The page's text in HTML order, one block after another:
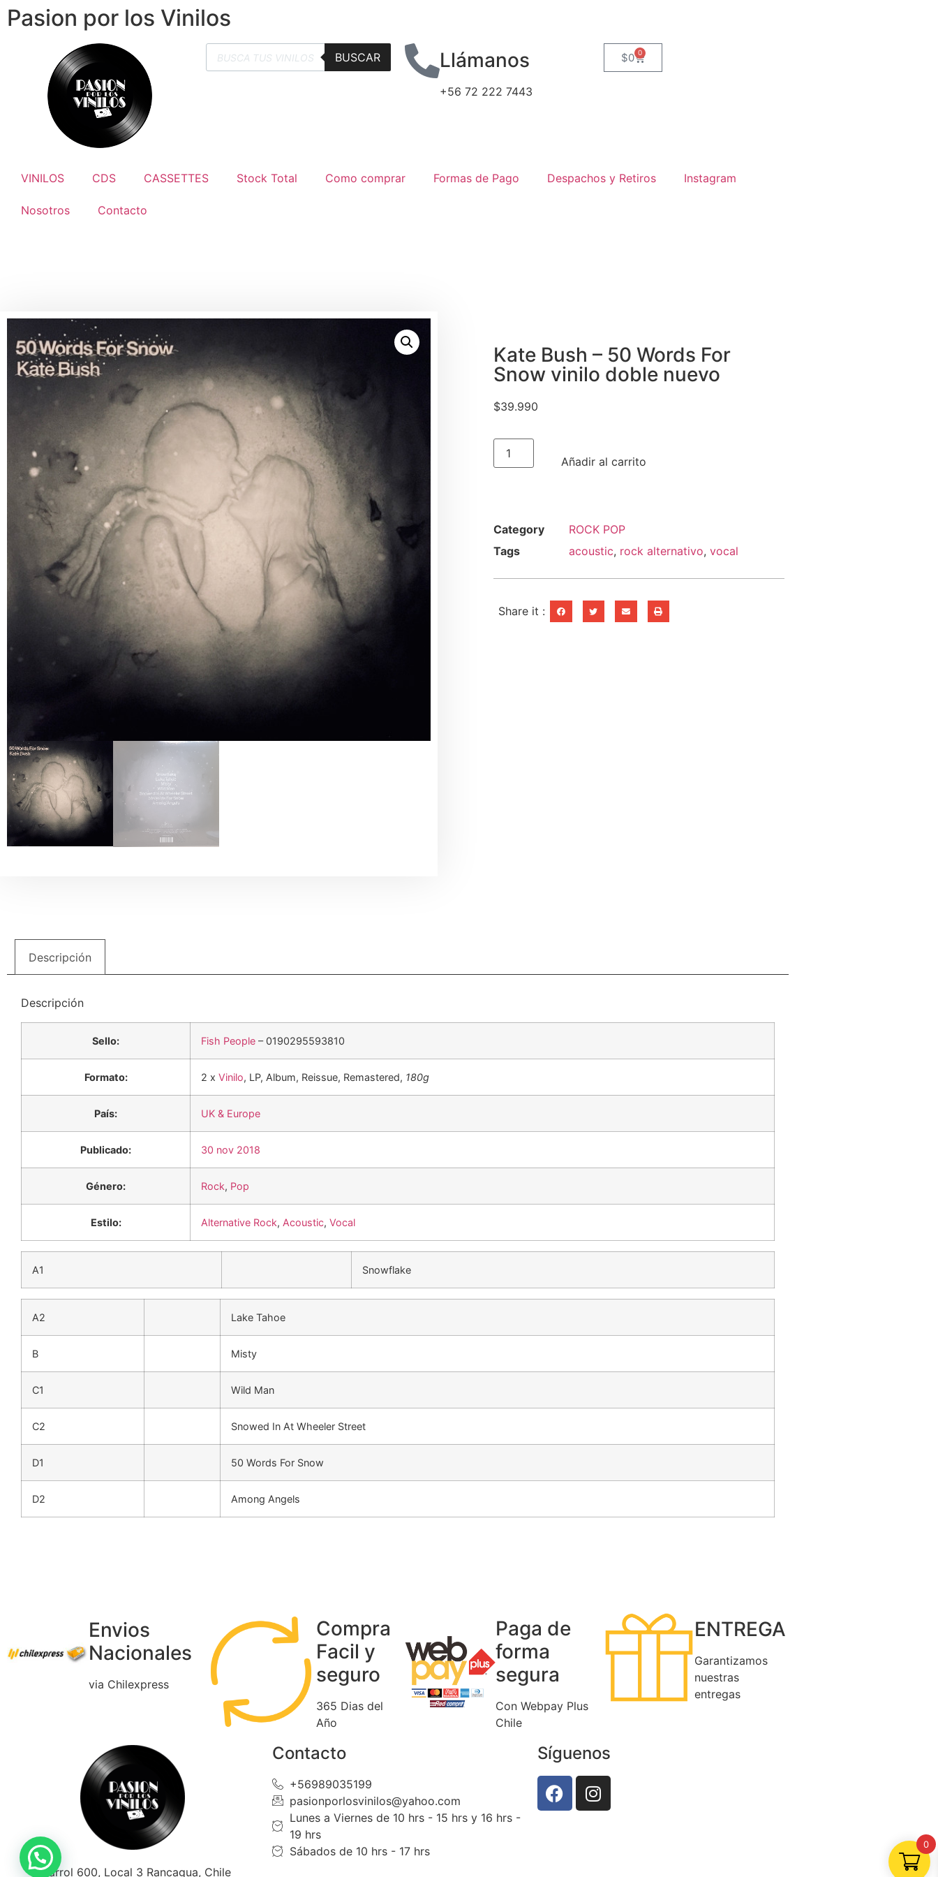
Pasion por los Vinilos
BUSCAR Llámanos
+56 72 222 7443
$0 0
VINILOS CDS CASSETTES Stock Total Como comprar Formas de Pago Despachos y Retiros Instagram
Nosotros Contacto
Kate Bush – 50 Words For
Snow vinilo doble nuevo
$39.990
Añadir al carrito
Category
ROCK POP
Tags
acoustic, rock alternativo, vocal
Share it :
Descripción
Descripción
Sello: Fish People – 0190295593810
Formato: 2 x Vinilo, LP, Album, Reissue, Remastered, 180g
País: UK & Europe
Publicado: 30 nov 2018
Género: Rock, Pop
Estilo: Alternative Rock, Acoustic, Vocal
A1 Snowflake
A2 Lake Tahoe
B Misty
C1 Wild Man
C2 Snowed In At Wheeler Street
D1 50 Words For Snow
D2 Among Angels
Envios
Nacionales
via Chilexpress
Compra
Facil y
seguro
365 Dias del
Año
Paga de
forma
segura
Con Webpay Plus
Chile
ENTREGA
Garantizamos
nuestras
entregas
Ocarrol 600, Local 3 Rancagua, Chile
Contacto
+56989035199
pasionporlosvinilos@yahoo.com
Lunes a Viernes de 10 hrs - 15 hrs y 16 hrs -
19 hrs
Sábados de 10 hrs - 17 hrs
Síguenos
0